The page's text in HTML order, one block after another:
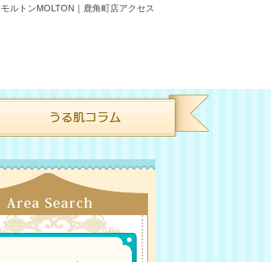
モルトンMOLTON｜鹿角町店アクセス